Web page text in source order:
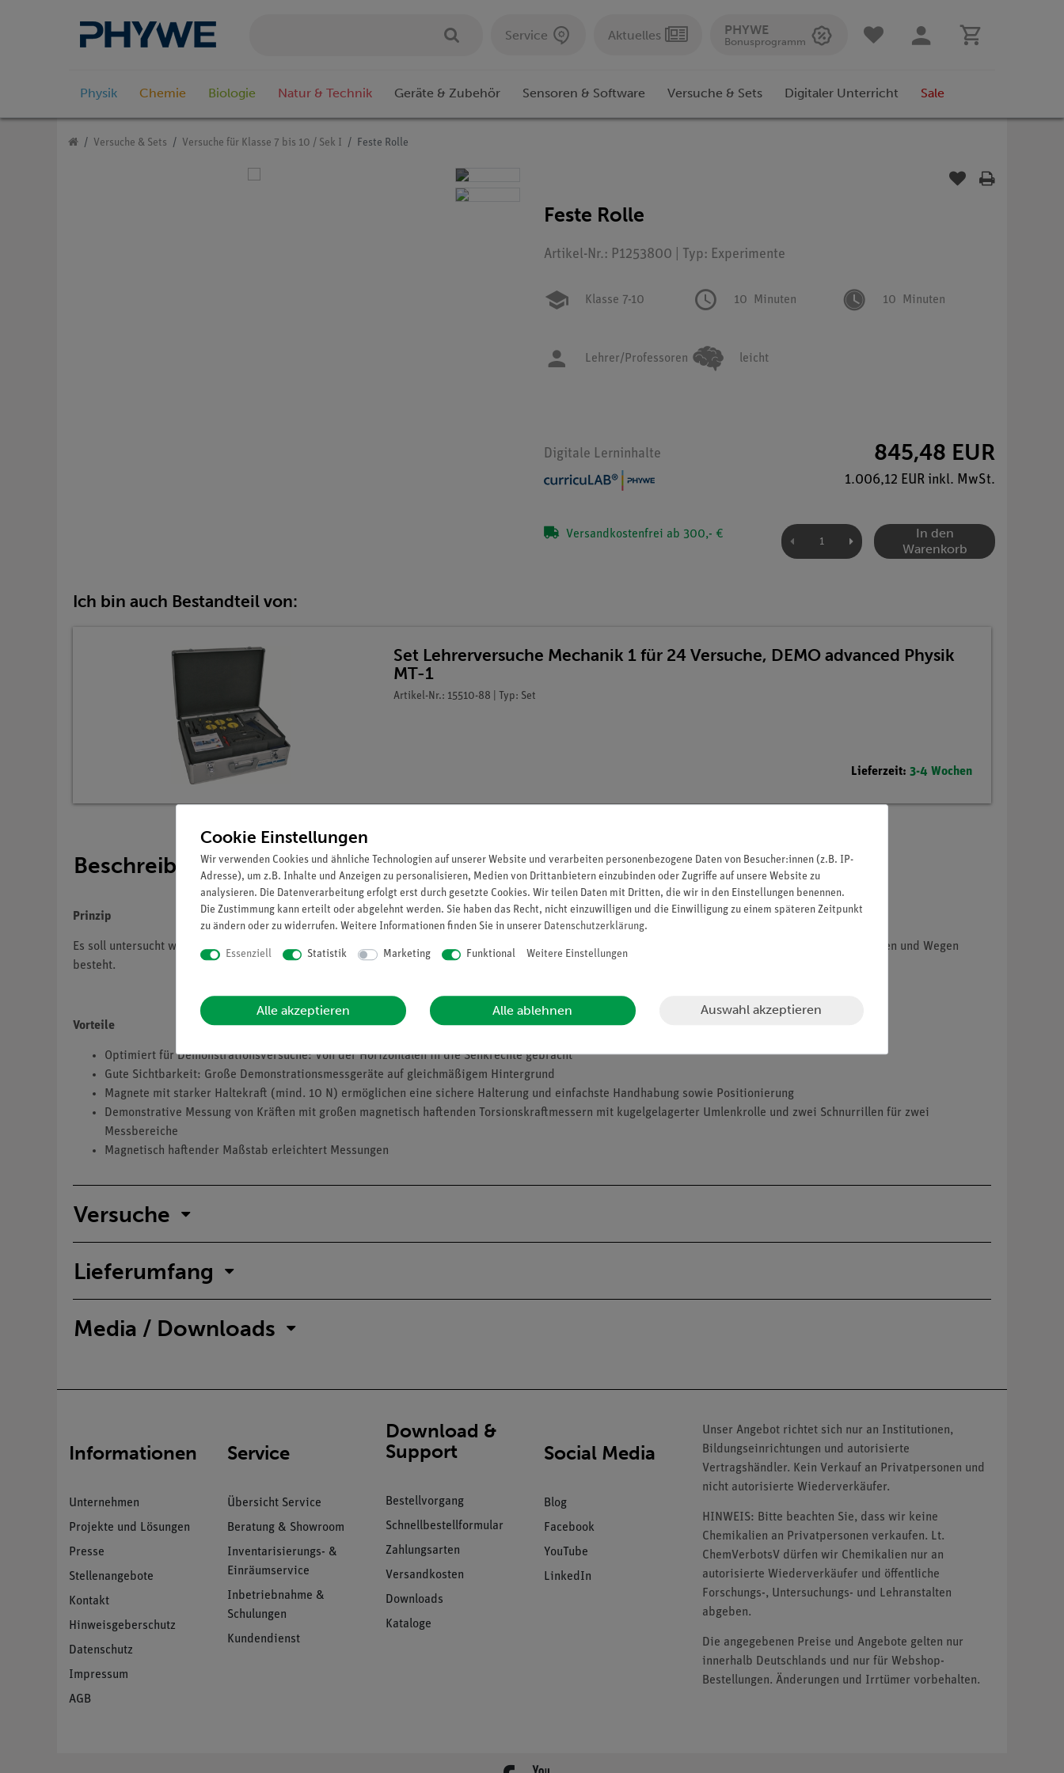
Service Aktuelles PHYWE
Bonusprogramm
Physik Chemie Biologie Natur & Technik Geräte & Zubehör Sensoren & Software Versuche & Sets Digitaler Unterricht Sale
Versuche & Sets Versuche für Klasse 7 bis 10 / Sek I Feste Rolle
Feste Rolle
Artikel-Nr.: P1253800 | Typ: Experimente
Klasse 7-10 10 Minuten 10 Minuten
Lehrer/Professoren leicht
Digitale Lerninhalte 845,48 EUR
1.006,12 EUR inkl. MwSt.
Versandkostenfrei ab 300,- €
In den
Warenkorb
Ich bin auch Bestandteil von:
Set Lehrerversuche Mechanik 1 für 24 Versuche, DEMO advanced Physik
MT-1
Artikel-Nr.: 15510-88 | Typ: Set
Lieferzeit: 3-4 Wochen
Beschreibung
Prinzip
Es soll untersucht werden, welche Vorteile eine feste Rolle bei dem Verrichten mechanischer Arbeit hat und welcher Zusammenhang dabei zwischen Kräften und Wegen
besteht.
Vorteile
Optimiert für Demonstrationsversuche: Von der Horizontalen in die Senkrechte gebracht
Gute Sichtbarkeit: Große Demonstrationsmessgeräte auf gleichmäßigem Hintergrund
Magnete mit starker Haltekraft (mind. 10 N) ermöglichen eine sichere Halterung und einfachste Handhabung sowie Positionierung
Demonstrative Messung von Kräften mit großen magnetisch haftenden Torsionskraftmessern mit kugelgelagerter Umlenkrolle und zwei Schnurrillen für zwei
Messbereiche
Magnetisch haftender Maßstab erleichtert Messungen
Versuche
Lieferumfang
Media / Downloads
Informationen
Unternehmen
Projekte und Lösungen
Presse
Stellenangebote
Kontakt
Hinweisgeberschutz
Datenschutz
Impressum
AGB
Service
Übersicht Service
Beratung & Showroom
Inventarisierungs- &
Einräumservice
Inbetriebnahme &
Schulungen
Kundendienst
Download &
Support
Bestellvorgang
Schnellbestellformular
Zahlungsarten
Versandkosten
Downloads
Kataloge
Social Media
Blog
Facebook
YouTube
LinkedIn
Unser Angebot richtet sich nur an Institutionen,
Bildungseinrichtungen und autorisierte
Vertragshändler. Kein Verkauf an Privatpersonen und
nicht autorisierte Wiederverkäufer.
HINWEIS: Bitte beachten Sie, dass wir keine
Chemikalien an Privatpersonen verkaufen. Lt.
ChemVerbotsV dürfen wir Chemikalien nur an
autorisierte Wiederverkäufer und öffentliche
Forschungs-, Untersuchungs- und Lehranstalten
abgeben.
Die angegebenen Preise und Angebote gelten nur
innerhalb Deutschlands und nur für Webshop-
Bestellungen. Änderungen und Irrtümer vorbehalten.
Cookie Einstellungen
Wir verwenden Cookies und ähnliche Technologien auf unserer Website und verarbeiten personenbezogene Daten von Besucher:innen (z.B. IP-
Adresse), um z.B. Inhalte und Anzeigen zu personalisieren, Medien von Drittanbietern einzubinden oder Zugriffe auf unsere Website zu
analysieren. Die Datenverarbeitung erfolgt erst durch gesetzte Cookies. Wir teilen Daten mit Dritten, die wir in den Einstellungen benennen.
Die Zustimmung kann erteilt oder abgelehnt werden. Sie haben das Recht, nicht einzuwilligen und die Einwilligung zu einem späteren Zeitpunkt
zu ändern oder zu widerrufen. Weitere Informationen finden Sie in unserer Daten­schutz­erklärung.
Essenziell Statistik Marketing Funktional Weitere Einstellungen
Alle akzeptieren Alle ablehnen Auswahl akzeptieren